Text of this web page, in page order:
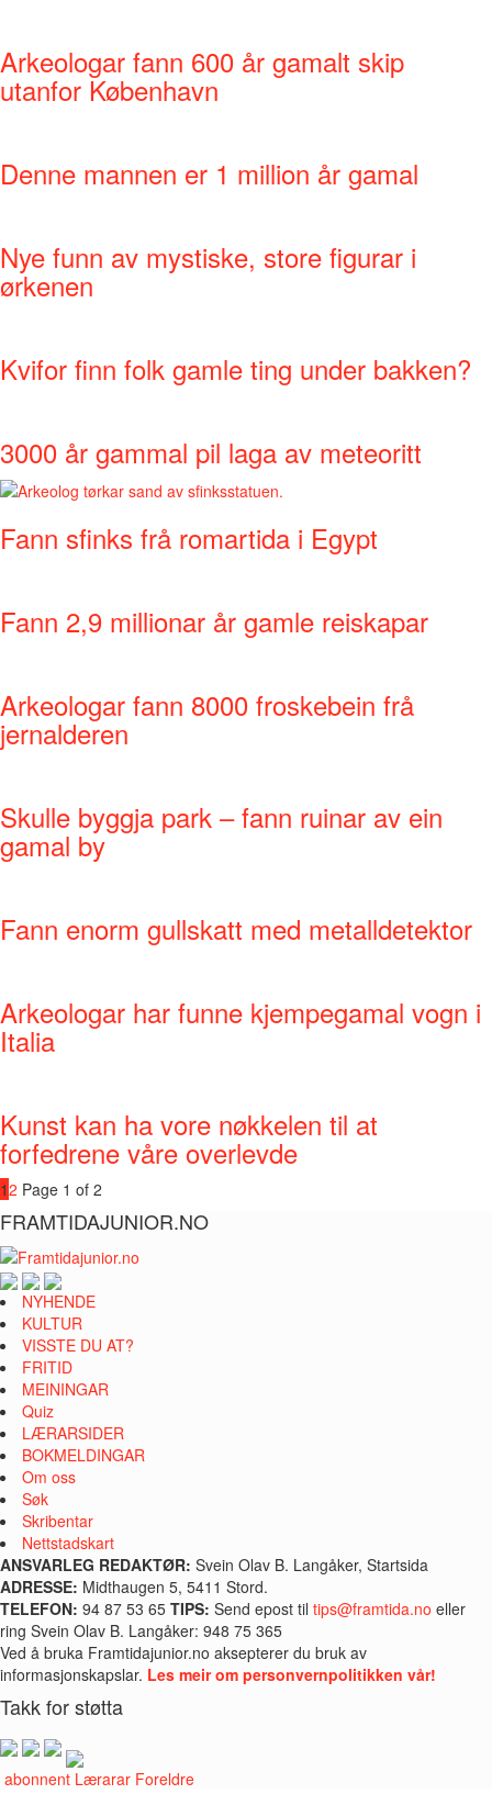
Arkeologar fann 600 år gamalt skip
utanfor København
Denne mannen er 1 million år gamal
Nye funn av mystiske, store figurar i
ørkenen
Kvifor finn folk gamle ting under bakken?
3000 år gammal pil laga av meteoritt
Fann sfinks frå romartida i Egypt
Fann 2,9 millionar år gamle reiskapar
Arkeologar fann 8000 froskebein frå
jernalderen
Skulle byggja park – fann ruinar av ein
gamal by
Fann enorm gullskatt med metalldetektor
Arkeologar har funne kjempegamal vogn i
Italia
Kunst kan ha vore nøkkelen til at
forfedrene våre overlevde
12 Page 1 of 2
FRAMTIDAJUNIOR.NO
NYHENDE
KULTUR
VISSTE DU AT?
FRITID
MEININGAR
Quiz
LÆRARSIDER
BOKMELDINGAR
Om oss
Søk
Skribentar
Nettstadskart
ANSVARLEG REDAKTØR: Svein Olav B. Langåker, Startsida
ADRESSE: Midthaugen 5, 5411 Stord.
TELEFON: 94 87 53 65 TIPS: Send epost til tips@framtida.no eller
ring Svein Olav B. Langåker: 948 75 365
Ved å bruka Framtidajunior.no aksepterer du bruk av
informasjonskapslar. Les meir om personvernpolitikken vår!
Takk for støtta
abonnent Lærarar Foreldre